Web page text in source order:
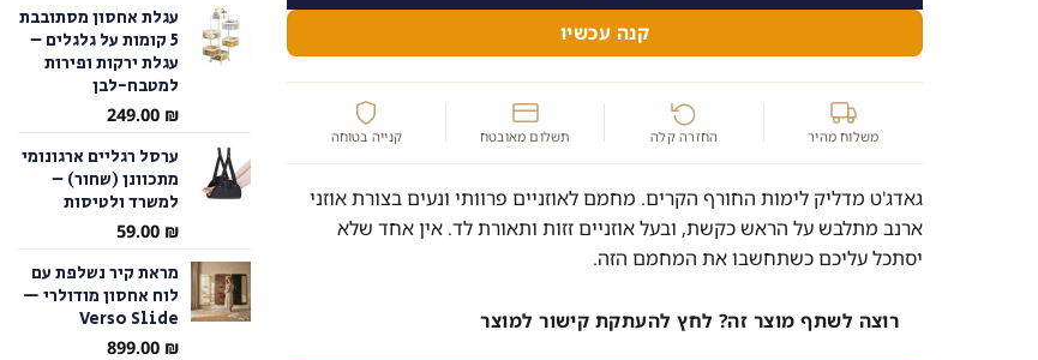
קנה עכשיו
משלוח מהיר החזרה קלה תשלום מאובטח קנייה בטוחה
גאדג'ט מדליק לימות החורף הקרים. מחמם לאוזניים פרוותי ונעים בצורת אוזני
ארנב מתלבש על הראש כקשת, ובעל אוזניים זזות ותאורת לד. אין אחד שלא
יסתכל עליכם כשתחשבו את המחמם הזה.
רוצה לשתף מוצר זה? לחץ להעתקת קישור למוצר
עגלת אחסון מסתובבת
5 קומות על גלגלים –
עגלת ירקות ופירות
למטבח-לבן
249.00 ₪
ערסל רגליים ארגונומי
מתכוונן (שחור) –
למשרד ולטיסות
59.00 ₪
מראת קיר נשלפת עם
לוח אחסון מודולרי —
Verso Slide
899.00 ₪